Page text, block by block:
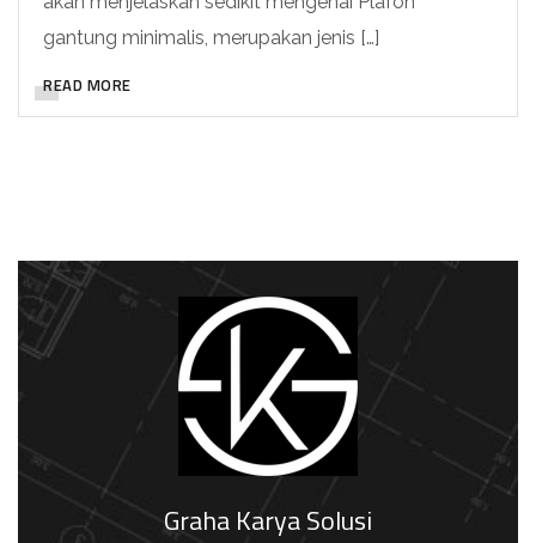
gantung minimalis, merupakan jenis […]
READ MORE
Graha Karya Solusi